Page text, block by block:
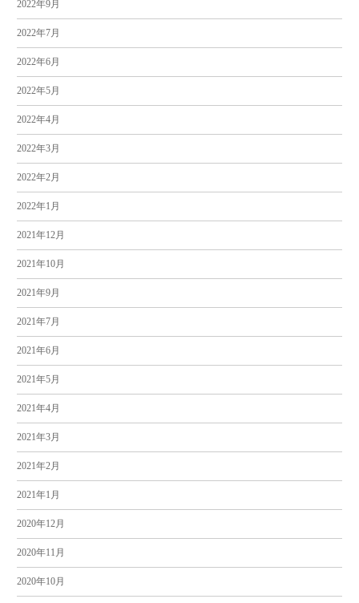
2022年9月
2022年7月
2022年6月
2022年5月
2022年4月
2022年3月
2022年2月
2022年1月
2021年12月
2021年10月
2021年9月
2021年7月
2021年6月
2021年5月
2021年4月
2021年3月
2021年2月
2021年1月
2020年12月
2020年11月
2020年10月